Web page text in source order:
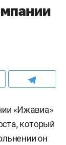
«Ижавиа»
который
он